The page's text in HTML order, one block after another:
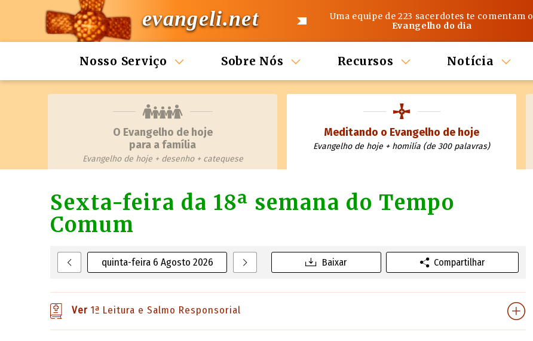
evangeli.net
Uma equipe de 223 sacerdotes te comentam o
Evangelho do dia
Nosso Serviço Sobre Nós Recursos Notícia
O Evangelho de hoje
para a família
Evangelho de hoje + desenho + catequese
Meditando o Evangelho de hoje
Evangelho de hoje + homilía (de 300 palavras)
quinta-feira 6 Agosto 2026
Sexta-feira da 18ª semana do Tempo
Comum
Baixar Compartilhar
Ver 1ª Leitura e Salmo Responsorial